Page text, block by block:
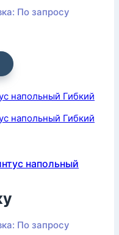
По запросу
напольный
По запросу